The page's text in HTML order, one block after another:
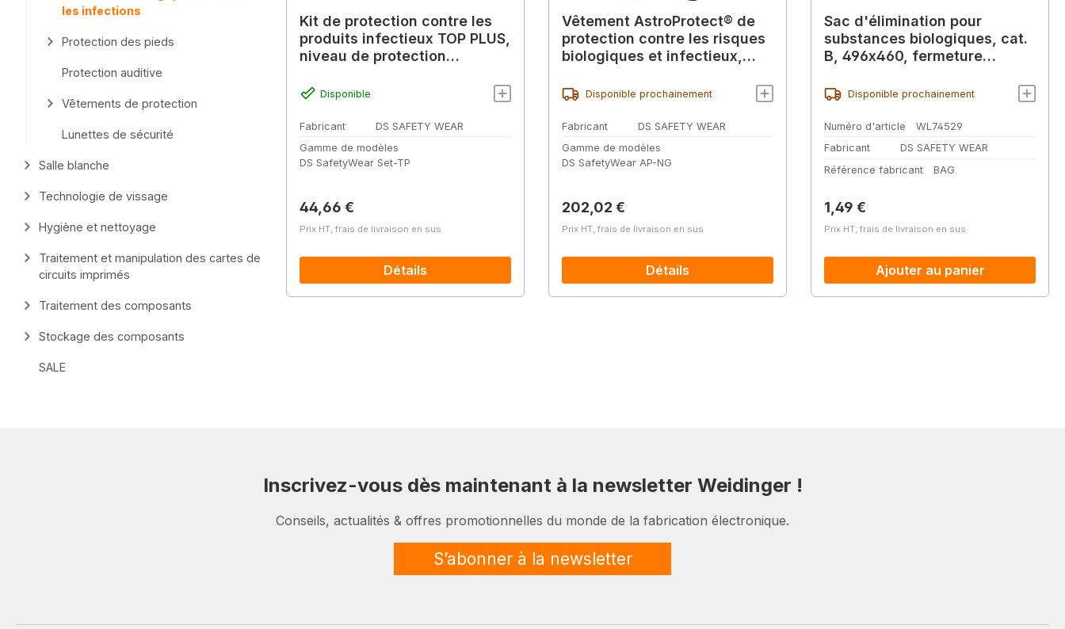
les infections
Protection des pieds
Protection auditive
Vêtements de protection
Lunettes de sécurité
Salle blanche
Technologie de vissage
Hygiène et nettoyage
Traitement et manipulation des cartes de
circuits imprimés
Traitement des composants
Stockage des composants
SALE
Kit de protection contre les
produits infectieux TOP PLUS,
niveau de protection
Disponible
Fabricant
DS SAFETY WEAR
Gamme de modèles
DS SafetyWear Set-TP
Prix régulier :
44,66 €
Prix HT, frais de livraison en sus
Détails
Vêtement AstroProtect® de
protection contre les risques
biologiques et infectieux,
Disponible prochainement
Fabricant
DS SAFETY WEAR
Gamme de modèles
DS SafetyWear AP-NG
Prix régulier :
202,02 €
Prix HT, frais de livraison en sus
Détails
Sac d'élimination pour
substances biologiques, cat.
B, 496x460, fermeture
préhension
Disponible prochainement
Numéro d'article
WL74529
Fabricant
DS SAFETY WEAR
Référence fabricant
BAG
Prix régulier :
1,49 €
Prix HT, frais de livraison en sus
Ajouter au panier
Inscrivez-vous dès maintenant à la newsletter Weidinger !
Conseils, actualités & offres promotionnelles du monde de la fabrication électronique.
S’abonner à la newsletter